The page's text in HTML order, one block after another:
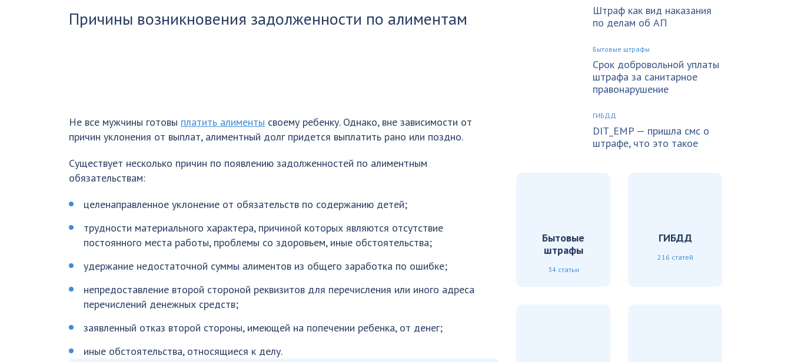
Причины возникновения задолженности по алиментам
Не все мужчины готовы платить алименты своему ребенку. Однако, вне зависимости от
причин уклонения от выплат, алиментный долг придется выплатить рано или поздно.
Существует несколько причин по появлению задолженностей по алиментным
обязательствам:
целенаправленное уклонение от обязательств по содержанию детей;
трудности материального характера, причиной которых являются отсутствие
постоянного места работы, проблемы со здоровьем, иные обстоятельства;
удержание недостаточной суммы алиментов из общего заработка по ошибке;
непредоставление второй стороной реквизитов для перечисления или иного адреса
перечислений денежных средств;
заявленный отказ второй стороны, имеющей на попечении ребенка, от денег;
иные обстоятельства, относящиеся к делу.
Штраф как вид наказания
по делам об АП
Бытовые штрафы
Срок добровольной уплаты
штрафа за санитарное
правонарушение
ГИБДД
DIT_EMP — пришла смс о
штрафе, что это такое
Бытовые
штрафы
34 статьи
ГИБДД
216 статей